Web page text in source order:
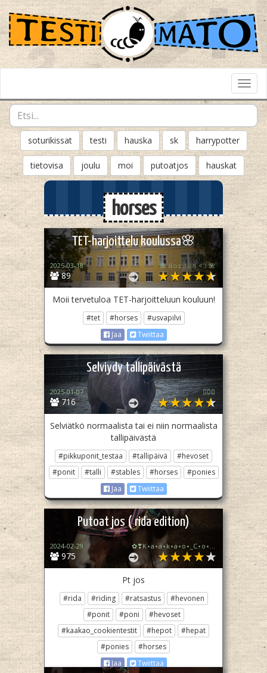
soturikissat testi hauska sk harrypotter
tietovisa joulu moi putoatjos hauskat
horses
TET-harjoittelu koulussa🌸
89
2025-03-18 🌺 𝙷𝚘𝚛𝚜𝚎𝚜 <𝟹 🌺
Moii tervetuloa TET-harjoitteluun kouluun!
#tet #horses
#usvapilvi
Jaa
Twiittaa
Selviydy tallipäivästä
716
2025-01-07 🏳️‍🌈✨
Selviätkö normaalista tai ei niin normaalista
tallipäivästä
#pikkuponit_testaa #tallipäivä
#hevoset
#ponit
#talli #stables #horses
#ponies
Jaa
Twiittaa
Putoat jos ( rida edition)
975
2024-02-29 ✿❣K⋆a⋆a⋆k⋆a⋆o⋆_C⋆o⋆o⋆k⋆i⋆e⋆❣✿
Pt jos
#rida #riding #ratsastus
#hevonen
#ponit
#poni
#hevoset
#kaakao_cookientestit
#hepot
#hepat
#ponies
#horses
Jaa
Twiittaa